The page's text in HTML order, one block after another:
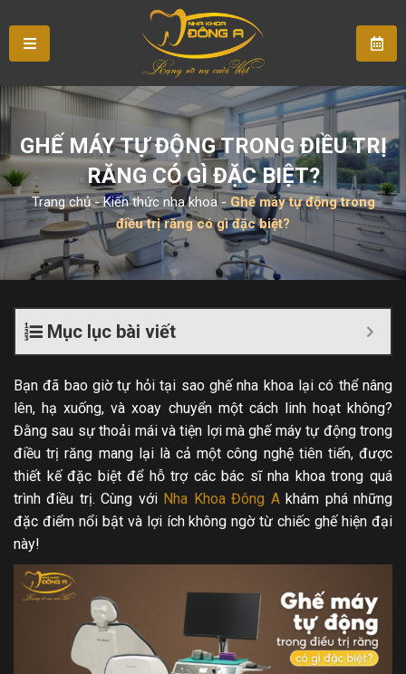
GHẾ MÁY TỰ ĐỘNG TRONG ĐIỀU TRỊ
RĂNG CÓ GÌ ĐẶC BIỆT?
Trang chủ-Kiến thức nha khoa- Ghế máy tự động trong
điều trị răng có gì đặc biệt?
Mục lục bài viết
Bạn đã bao giờ tự hỏi tại sao ghế nha khoa lại có thể nâng
lên, hạ xuống, và xoay chuyển một cách linh hoạt không?
Đằng sau sự thoải mái và tiện lợi mà ghế máy tự động trong
điều trị răng mang lại là cả một công nghệ tiên tiến, được
thiết kế đặc biệt để hỗ trợ các bác sĩ nha khoa trong quá
trình điều trị. Cùng với Nha Khoa Đông Akhám phá những
đặc điểm nổi bật và lợi ích không ngờ từ chiếc ghế hiện đại
này!